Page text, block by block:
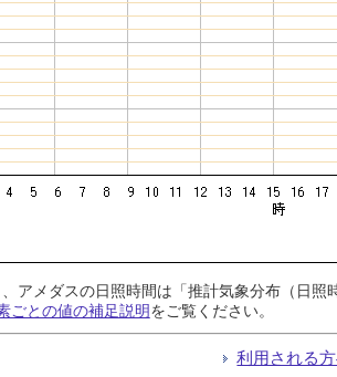
アメダスの日照時間は「推計気象分布（日
ごとの値の補足説明をご覧ください。
利用される